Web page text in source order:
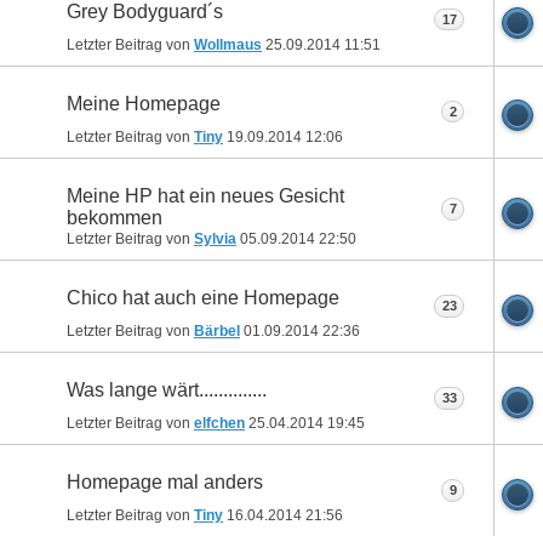
Grey Bodyguard´s
Letzter Beitrag von Wollmaus 25.09.2014 11:51
17
Meine Homepage
Letzter Beitrag von Tiny 19.09.2014 12:06
2
Meine HP hat ein neues Gesicht
bekommen
Letzter Beitrag von Sylvia 05.09.2014 22:50
7
Chico hat auch eine Homepage
Letzter Beitrag von Bärbel 01.09.2014 22:36
23
Was lange wärt..............
Letzter Beitrag von elfchen 25.04.2014 19:45
33
Homepage mal anders
Letzter Beitrag von Tiny 16.04.2014 21:56
9